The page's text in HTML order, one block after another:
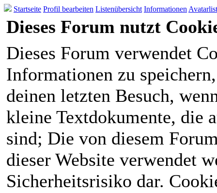
Startseite Profil bearbeiten Listenübersicht Informationen
Dieses Forum nutzt
Dieses Forum verwendet
Informationen zu
deinen letzten Besuch,
kleine Textdokumente, die
sind; Die von diesem
dieser Website verwendet
Sicherheitsrisiko dar.